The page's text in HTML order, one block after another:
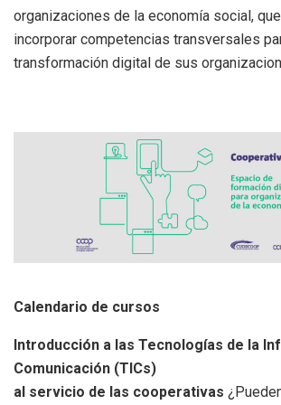
organizaciones de la economía social,
incorporar competencias transversales
transformación digital de sus
Calendario de cursos
Introducción a las Tecnologías de la
Comunicación (TICs)
al servicio de las cooperativas